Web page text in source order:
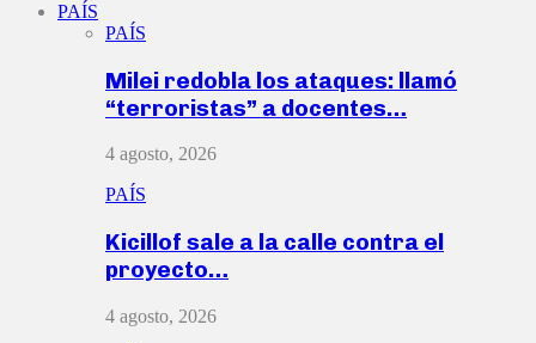
PAÍS
PAÍS
Milei redobla los ataques: llamó
“terroristas” a docentes…
4 agosto, 2026
PAÍS
Kicillof sale a la calle contra el
proyecto…
4 agosto, 2026